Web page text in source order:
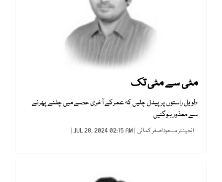
مٹی سے مٹی تک
طویل راستوں پر پیدل چلیں کہ عمرکے آخری حصے میں چلنے پھرنے
سے معذور ہوگئیں
انجینئر مسعوداصغر کمالی | JUL 28, 2024 02:15 AM |